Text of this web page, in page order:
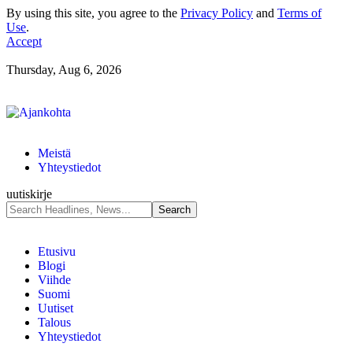
By using this site, you agree to the Privacy Policy and Terms of
Use.
Accept
Thursday, Aug 6, 2026
Meistä
Yhteystiedot
uutiskirje
Etusivu
Blogi
Viihde
Suomi
Uutiset
Talous
Yhteystiedot